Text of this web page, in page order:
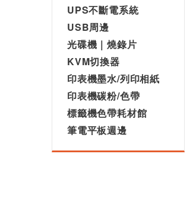
UPS不斷電系統
USB周邊
光碟機｜燒錄片
KVM切換器
印表機墨水/列印相紙
印表機碳粉/色帶
標籤機色帶耗材館
筆電平板週邊